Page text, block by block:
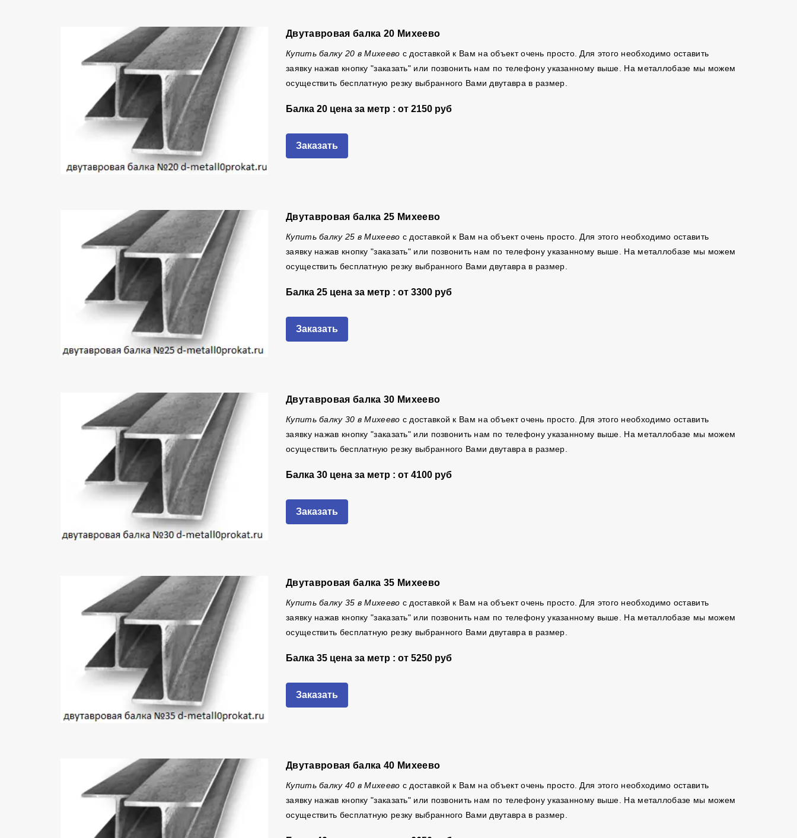
Двутавровая балка 20 Михеево
Купить балку 20 в Михеево с доставкой к Вам на объект очень просто. Для этого необходимо оставить
заявку нажав кнопку "заказать" или позвонить нам по телефону указанному выше. На металлобазе мы можем
осуществить бесплатную резку выбранного Вами двутавра в размер.
Балка 20 цена за метр : от 2150 руб
Заказать
Двутавровая балка 25 Михеево
Купить балку 25 в Михеево с доставкой к Вам на объект очень просто. Для этого необходимо оставить
заявку нажав кнопку "заказать" или позвонить нам по телефону указанному выше. На металлобазе мы можем
осуществить бесплатную резку выбранного Вами двутавра в размер.
Балка 25 цена за метр : от 3300 руб
Заказать
Двутавровая балка 30 Михеево
Купить балку 30 в Михеево с доставкой к Вам на объект очень просто. Для этого необходимо оставить
заявку нажав кнопку "заказать" или позвонить нам по телефону указанному выше. На металлобазе мы можем
осуществить бесплатную резку выбранного Вами двутавра в размер.
Балка 30 цена за метр : от 4100 руб
Заказать
Двутавровая балка 35 Михеево
Купить балку 35 в Михеево с доставкой к Вам на объект очень просто. Для этого необходимо оставить
заявку нажав кнопку "заказать" или позвонить нам по телефону указанному выше. На металлобазе мы можем
осуществить бесплатную резку выбранного Вами двутавра в размер.
Балка 35 цена за метр : от 5250 руб
Заказать
Двутавровая балка 40 Михеево
Купить балку 40 в Михеево с доставкой к Вам на объект очень просто. Для этого необходимо оставить
заявку нажав кнопку "заказать" или позвонить нам по телефону указанному выше. На металлобазе мы можем
осуществить бесплатную резку выбранного Вами двутавра в размер.